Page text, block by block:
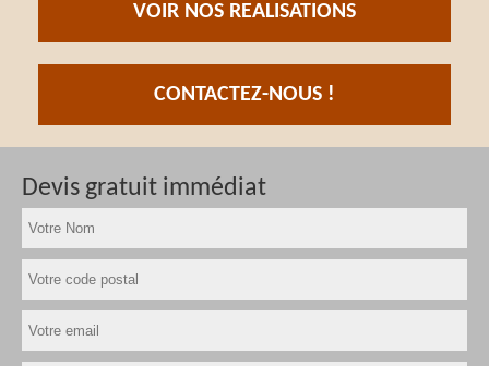
VOIR NOS REALISATIONS
CONTACTEZ-NOUS !
Devis gratuit immédiat